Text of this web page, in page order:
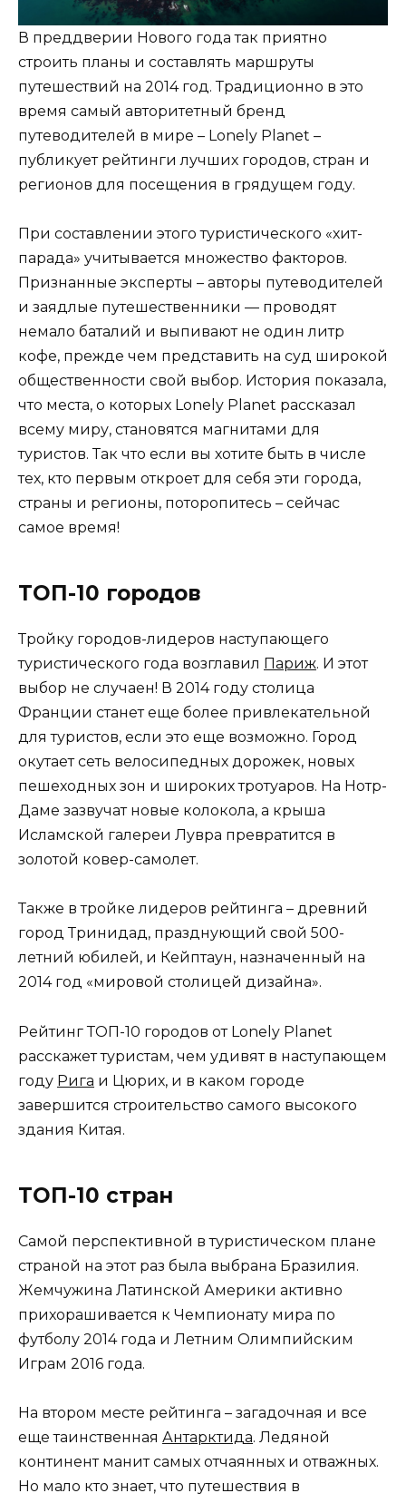
В преддверии Нового года так приятно
строить планы и составлять маршруты
путешествий на 2014 год. Традиционно в это
время самый авторитетный бренд
путеводителей в мире – Lonely Planet –
публикует рейтинги лучших городов, стран и
регионов для посещения в грядущем году.
При составлении этого туристического «хит-
парада» учитывается множество факторов.
Признанные эксперты – авторы путеводителей
и заядлые путешественники — проводят
немало баталий и выпивают не один литр
кофе, прежде чем представить на суд широкой
общественности свой выбор. История показала,
что места, о которых Lonely Planet рассказал
всему миру, становятся магнитами для
туристов. Так что если вы хотите быть в числе
тех, кто первым откроет для себя эти города,
страны и регионы, поторопитесь – сейчас
самое время!
ТОП-10 городов
Тройку городов-лидеров наступающего
туристического года возглавил Париж. И этот
выбор не случаен! В 2014 году столица
Франции станет еще более привлекательной
для туристов, если это еще возможно. Город
окутает сеть велосипедных дорожек, новых
пешеходных зон и широких тротуаров. На Нотр-
Даме зазвучат новые колокола, а крыша
Исламской галереи Лувра превратится в
золотой ковер-самолет.
Также в тройке лидеров рейтинга – древний
город Тринидад, празднующий свой 500-
летний юбилей, и Кейптаун, назначенный на
2014 год «мировой столицей дизайна».
Рейтинг ТОП-10 городов от Lonely Planet
расскажет туристам, чем удивят в наступающем
году Рига и Цюрих, и в каком городе
завершится строительство самого высокого
здания Китая.
ТОП-10 стран
Самой перспективной в туристическом плане
страной на этот раз была выбрана Бразилия.
Жемчужина Латинской Америки активно
прихорашивается к Чемпионату мира по
футболу 2014 года и Летним Олимпийским
Играм 2016 года.
На втором месте рейтинга – загадочная и все
еще таинственная Антарктида. Ледяной
континент манит самых отчаянных и отважных.
Но мало кто знает, что путешествия в